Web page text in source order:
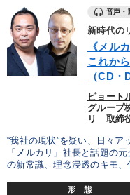
音声・
新時代の
《メル
これか
（CD
ピョート
グループ
リ 取締
“我社の現状”を疑い、日々ア
「メルカリ」社長と話題の
の新常識、理念浸透のキモ
形 態